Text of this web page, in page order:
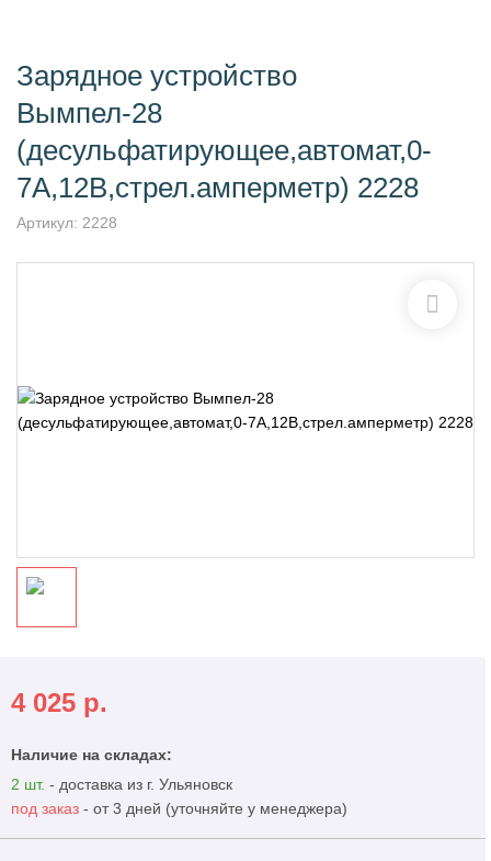
Зарядное устройство
Вымпел-28
(десульфатирующее,автомат,0-
7А,12В,стрел.амперметр) 2228
Артикул: 2228
4 025 р.
Наличие на складах:
2 шт. - доставка из г. Ульяновск
под заказ - от 3 дней (уточняйте у менеджера)